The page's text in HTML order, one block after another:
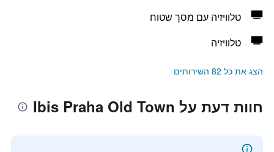
טלוויזיה עם מסך שטוח
טלוויזיה
הצג את כל 82 השירותים
חוות דעת על Ibis Praha Old Town